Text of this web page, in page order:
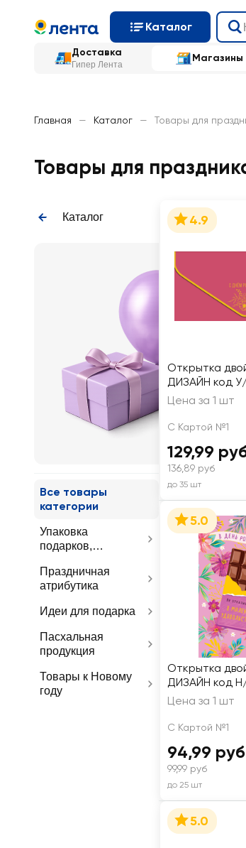
Каталог
Доставка
Гипер Лента
Магазины
Главная — Каталог — Товары для
Товары для
Каталог
Все товары
категории
Упаковка
подарков,
Праздничная
атрибутика
Идеи для подарка
Пасхальная
продукция
Товары к Новому
году
4.9
Открытка
ДИЗАЙН код
Цена за 1 шт
С Картой №1
129,99
136,89 руб
до 35 шт
5.0
Открытка
ДИЗАЙН код
Цена за 1 шт
С Картой №1
94,99 руб
99,99 руб
до 25 шт
5.0